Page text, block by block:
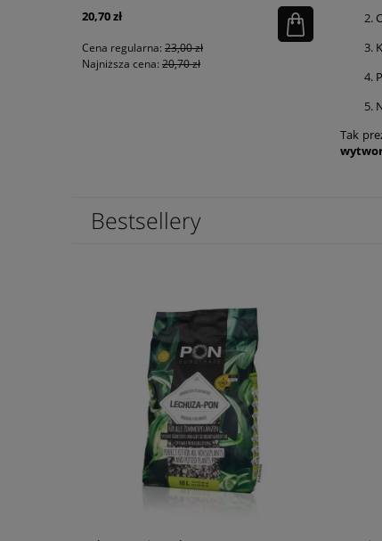
20,70 zł
Cena regularna: 23,00 zł
Najniższa cena: 20,70 zł
152,10 zł
Cena
Tak
Bestsellery